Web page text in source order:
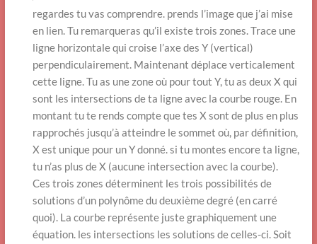
regardes tu vas comprendre. prends l’image que j’ai mise
en lien. Tu remarqueras qu’il existe trois zones. Trace une
ligne horizontale qui croise l’axe des Y (vertical)
perpendiculairement. Maintenant déplace verticalement
cette ligne. Tu as une zone où pour tout Y, tu as deux X qui
sont les intersections de ta ligne avec la courbe rouge. En
montant tu te rends compte que tes X sont de plus en plus
rapprochés jusqu’à atteindre le sommet où, par définition,
X est unique pour un Y donné. si tu montes encore ta ligne,
tu n’as plus de X (aucune intersection avec la courbe).
Ces trois zones déterminent les trois possibilités de
solutions d’un polynôme du deuxième degré (en carré
quoi). La courbe représente juste graphiquement une
équation. les intersections les solutions de celles-ci. Soit